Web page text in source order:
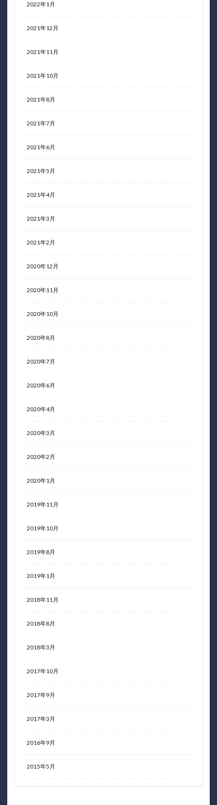
2022年1月
2021年12月
2021年11月
2021年10月
2021年8月
2021年7月
2021年6月
2021年5月
2021年4月
2021年3月
2021年2月
2020年12月
2020年11月
2020年10月
2020年8月
2020年7月
2020年6月
2020年4月
2020年3月
2020年2月
2020年1月
2019年11月
2019年10月
2019年8月
2019年1月
2018年11月
2018年8月
2018年3月
2017年10月
2017年9月
2017年3月
2016年9月
2015年5月